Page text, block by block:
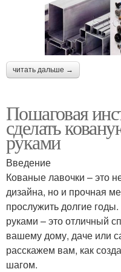
читать дальше →
Пошаговая
сделать
руками
Введение
Кованые лавочки – это
дизайна, но и прочная
прослужить долгие
руками – это отличный
вашему дому, даче или
расскажем вам, как
шагом.